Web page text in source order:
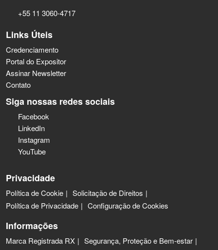
+55 11 3060-4717
Links Úteis
Credenciamento
Portal do Expositor
Assinar Newsletter
Contato
Siga nossas redes sociais
Facebook
LinkedIn
Instagram
YouTube
Privacidade
Política de Cookie
Solicitação de Direitos
Política de Privacidade
Configuração de Cookies
Informações
Marca Registrada RX
Segurança, Proteção e Bem-estar